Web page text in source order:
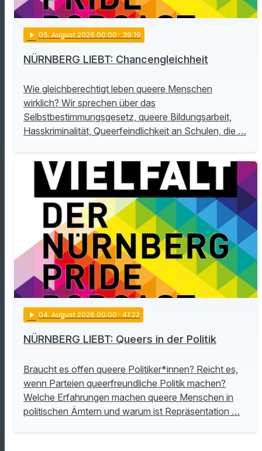
play_arrow 05. August 2026 00:00 · 39:19
NÜRNBERG LIEBT: Chancengleichheit
Wie gleichberechtigt leben queere Menschen
wirklich? Wir sprechen über das
Selbstbestimmungsgesetz, queere Bildungsarbeit,
Hasskriminalität, Queerfeindlichkeit an Schulen, die …
play_arrow 04. August 2026 00:00 · 41:22
NÜRNBERG LIEBT: Queers in der Politik
Braucht es offen queere Politiker*innen? Reicht es,
wenn Parteien queerfreundliche Politik machen?
Welche Erfahrungen machen queere Menschen in
politischen Ämtern und warum ist Repräsentation …